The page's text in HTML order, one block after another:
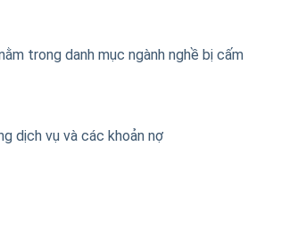
trong danh mục ngành nghề bị cấm
dịch vụ và các khoản nợ